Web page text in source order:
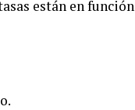
están en función